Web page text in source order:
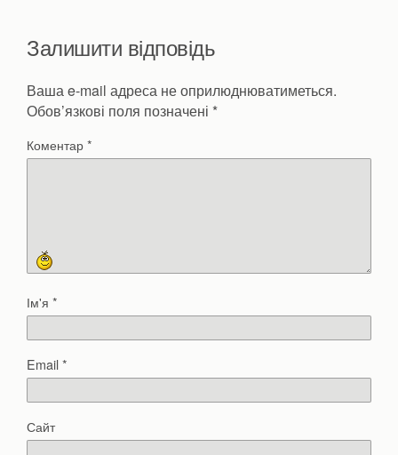
Залишити відповідь
Ваша e-mail адреса не оприлюднюватиметься.
Обов’язкові поля позначені *
Коментар*
Ім'я *
Email*
Сайт